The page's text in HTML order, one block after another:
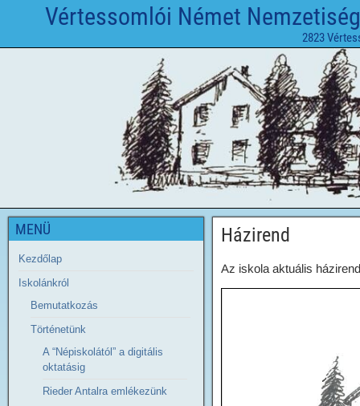
Vértessomlói Német
2823
Házirend
Az iskola aktuális
MENÜ
Kezdőlap
Iskolánkról
Bemutatkozás
Történetünk
A “Népiskolától” a digitális
oktatásig
Rieder Antalra emlékezünk